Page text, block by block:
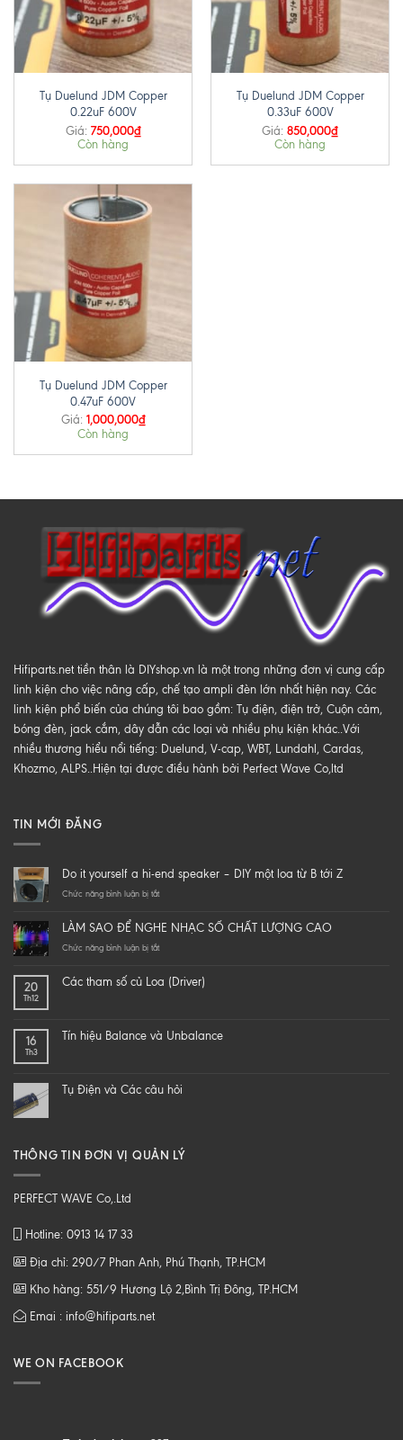
Tụ Duelund JDM Copper
0.22uF 600V
Giá: 750,000₫
Còn hàng
Tụ Duelund JDM Copper
0.33uF 600V
Giá: 850,000₫
Còn hàng
Tụ Duelund JDM Copper
0.47uF 600V
Giá: 1,000,000₫
Còn hàng
Hifiparts.net tiền thân là DIYshop.vn là một trong những đơn vị cung cấp
linh kiện cho việc nâng cấp, chế tạo ampli đèn lớn nhất hiện nay. Các
linh kiện phổ biến của chúng tôi bao gồm: Tụ điện, điện trở, Cuộn cảm,
bóng đèn, jack cắm, dây dẫn các loại và nhiều phụ kiện khác..Với
nhiều thương hiểu nổi tiếng: Duelund, V-cap, WBT, Lundahl, Cardas,
Khozmo, ALPS..Hiện tại được điều hành bởi Perfect Wave Co,ltd
TIN MỚI ĐĂNG
Do it yourself a hi-end speaker – DIY một loa từ B tới Z
Chức năng bình luận bị tắtở
yourself
a
speaker
loa
Z
LÀM SAO ĐỂ NGHE NHẠC SỐ CHẤT LƯỢNG CAO
Chức năng bình luận bị tắtở
ĐỂ
CHẤT
20
Th12
Các tham số củ Loa (Driver)
16
Th3
Tín hiệu Balance và Unbalance
Tụ Điện và Các câu hỏi
THÔNG TIN ĐƠN VỊ QUẢN LÝ
PERFECT WAVE Co,.Ltd
Hotline: 0913 14 17 33
Địa chỉ: 290/7 Phan Anh, Phú Thạnh, TP.HCM
Kho hàng: 551/9 Hương Lộ 2,Bình Trị Đông, TP.HCM
Emai : info@hifiparts.net
WE ON FACEBOOK